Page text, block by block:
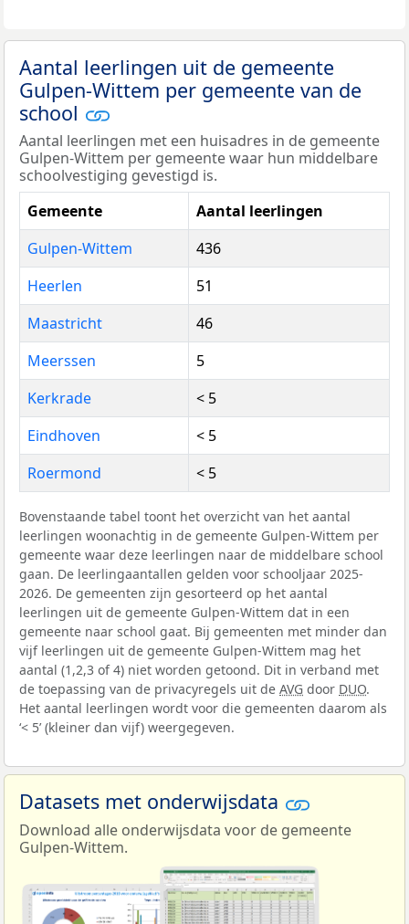
Aantal leerlingen uit de gemeente
Gulpen-Wittem per gemeente van de
school
Aantal leerlingen met een huisadres in de gemeente
Gulpen-Wittem per gemeente waar hun middelbare
schoolvestiging gevestigd is.
Gemeente
Aantal leerlingen
Gulpen-Wittem
436
Heerlen
51
Maastricht
46
Meerssen
5
Kerkrade
< 5
Eindhoven
< 5
Roermond
< 5
Bovenstaande tabel toont het overzicht van het aantal
leerlingen woonachtig in de gemeente Gulpen-Wittem per
gemeente waar deze leerlingen naar de middelbare school
gaan. De leerlingaantallen gelden voor schooljaar 2025-
2026. De gemeenten zijn gesorteerd op het aantal
leerlingen uit de gemeente Gulpen-Wittem dat in een
gemeente naar school gaat. Bij gemeenten met minder dan
vijf leerlingen uit de gemeente Gulpen-Wittem mag het
aantal (1,2,3 of 4) niet worden getoond. Dit in verband met
de toepassing van de privacyregels uit de AVG door DUO.
Het aantal leerlingen wordt voor die gemeenten daarom als
‘< 5’ (kleiner dan vijf) weergegeven.
Datasets met onderwijsdata
Download alle onderwijsdata voor de gemeente
Gulpen-Wittem.